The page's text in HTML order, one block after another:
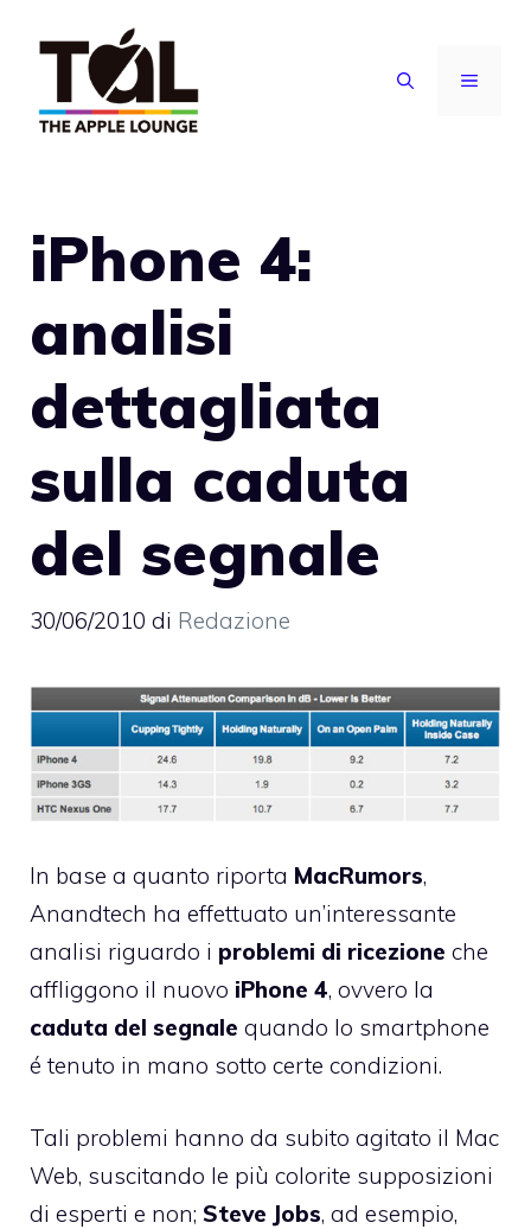
contenuto
MENU
iPhone 4:
analisi
dettagliata
sulla caduta
del segnale
30/06/2010 di Redazione
In base a quanto riporta MacRumors,
Anandtech ha effettuato un’interessante
analisi riguardo i problemi di ricezione che
affliggono il nuovo iPhone 4, ovvero la
caduta del segnale quando lo smartphone
é tenuto in mano sotto certe condizioni.
Tali problemi hanno da subito agitato il Mac
Web, suscitando le più colorite supposizioni
di esperti e non; Steve Jobs, ad esempio,